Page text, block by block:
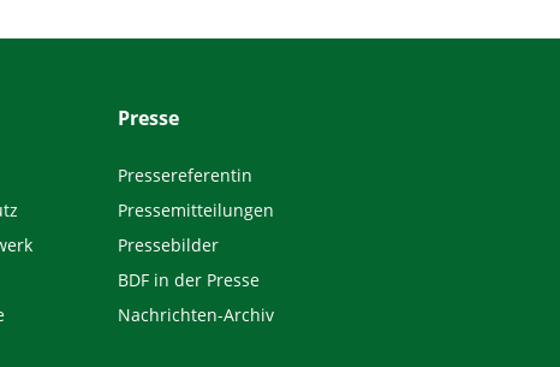
Presse
Pressereferentin
Pressemitteilungen
Pressebilder
BDF in der Presse
Nachrichten-Archiv